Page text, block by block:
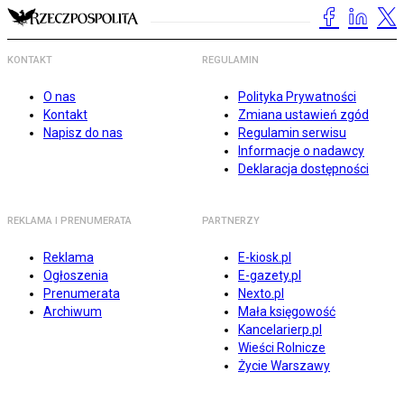
KONTAKT
O nas
Kontakt
Napisz do nas
REGULAMIN
Polityka Prywatności
Zmiana ustawień zgód
Regulamin serwisu
Informacje o nadawcy
Deklaracja dostępności
REKLAMA I PRENUMERATA
Reklama
Ogłoszenia
Prenumerata
Archiwum
PARTNERZY
E-kiosk.pl
E-gazety.pl
Nexto.pl
Mała księgowość
Kancelarierp.pl
Wieści Rolnicze
Życie Warszawy